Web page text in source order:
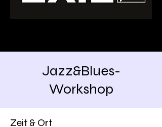
Jazz&Blues-
Workshop
Zeit & Ort